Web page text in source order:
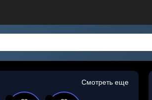
Смотреть еще